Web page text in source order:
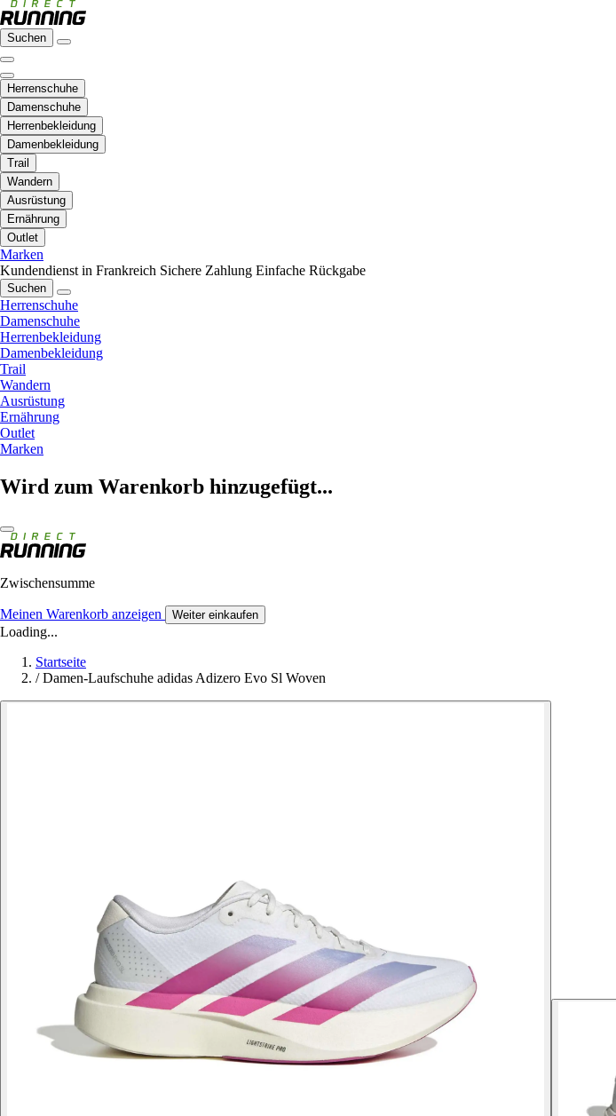
Suchen
Herrenschuhe
Damenschuhe
Herrenbekleidung
Damenbekleidung
Trail
Wandern
Ausrüstung
Ernährung
Outlet
Marken
Kundendienst in Frankreich Sichere Zahlung Einfache Rückgabe
Suchen
Herrenschuhe
Damenschuhe
Herrenbekleidung
Damenbekleidung
Trail
Wandern
Ausrüstung
Ernährung
Outlet
Marken
Wird zum Warenkorb hinzugefügt...
Zwischensumme
Meinen Warenkorb anzeigen Weiter einkaufen
Loading...
Startseite
/ Damen-Laufschuhe adidas Adizero Evo Sl Woven